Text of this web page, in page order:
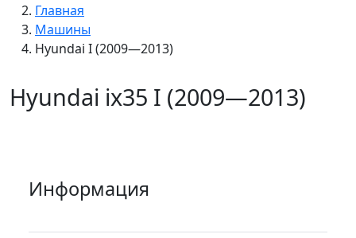
Главная
Машины
Hyundai I (2009—2013)
Hyundai ix35 I (2009—2013)
Информация